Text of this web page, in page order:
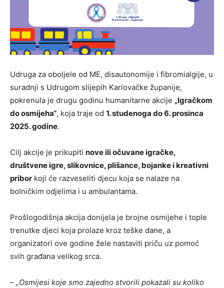
Udruga za oboljele od ME, disautonomije i fibromialgije, u
suradnji s Udrugom slijepih Karlovačke županije,
pokrenula je drugu godinu humanitarne akcije „Igračkom
do osmijeha“, koja traje od 1. studenoga do 6. prosinca
2025. godine.
Cilj akcije je prikupiti nove ili očuvane igračke,
društvene igre, slikovnice, plišance, bojanke i kreativni
pribor koji će razveseliti djecu koja se nalaze na
bolničkim odjelima i u ambulantama.
Prošlogodišnja akcija donijela je brojne osmijehe i tople
trenutke djeci koja prolaze kroz teške dane, a
organizatori ove godine žele nastaviti priču uz pomoć
svih građana velikog srca.
– „Osmijesi koje smo zajedno stvorili pokazali su koliko